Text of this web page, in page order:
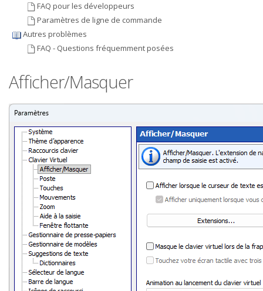
FAQ pour les développeurs
Paramètres de ligne de commande
Autres problèmes
FAQ - Questions fréquemment posées
Afficher/Masquer